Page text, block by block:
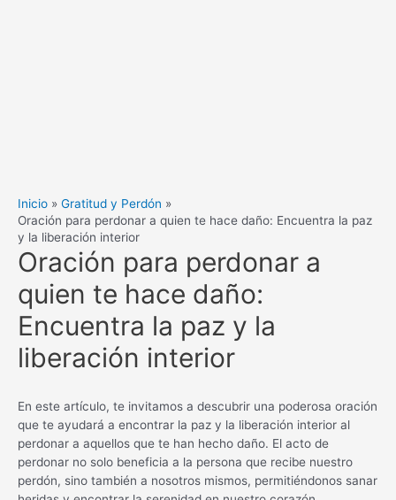
Inicio
Gratitud y Perdón
Oración para perdonar a quien te hace daño: Encuentra la paz
y la liberación interior
Oración para perdonar a
quien te hace daño:
Encuentra la paz y la
liberación interior
En este artículo, te invitamos a descubrir una poderosa oración
que te ayudará a encontrar la paz y la liberación interior al
perdonar a aquellos que te han hecho daño. El acto de
perdonar no solo beneficia a la persona que recibe nuestro
perdón, sino también a nosotros mismos, permitiéndonos sanar